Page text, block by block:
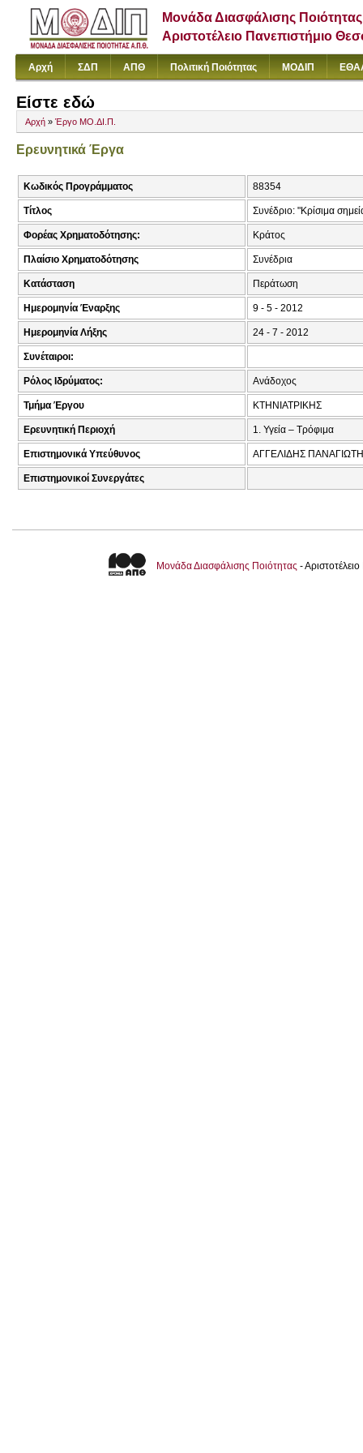
Μονάδα Διασφάλισης Ποιότητας
Αριστοτέλειο Πανεπιστήμιο
Αρχή ΣΔΠ ΑΠΘ Πολιτική Ποιότητας ΜΟΔΙΠ
Είστε εδώ
Αρχή » Έργο ΜΟ.ΔΙ.Π.
Ερευνητικά Έργα
Κωδικός Προγράμματος 88354
Τίτλος Συνέδριο: "Κρίσιμα
Φορέας Χρηματοδότησης: Κράτος
Πλαίσιο Χρηματοδότησης Συνέδρια
Κατάσταση Περάτωση
Ημερομηνία Έναρξης 9 - 5 - 2012
Ημερομηνία Λήξης 24 - 7 - 2012
Συνέταιροι:
Ρόλος Ιδρύματος: Ανάδοχος
Τμήμα Έργου ΚΤΗΝΙΑΤΡΙΚΗΣ
Ερευνητική Περιοχή 1. Υγεία – Τρόφιμα
Επιστημονικά Υπεύθυνος ΑΓΓΕΛΙΔΗΣ
Επιστημονικοί Συνεργάτες
Μονάδα Διασφάλισης Ποιότητας -